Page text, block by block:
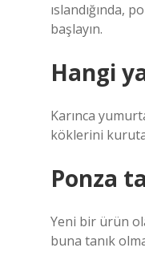
ıslandığında,
başlayın.
Hangi
Karınca
köklerini
Ponza
Yeni bir ürün
buna tanık